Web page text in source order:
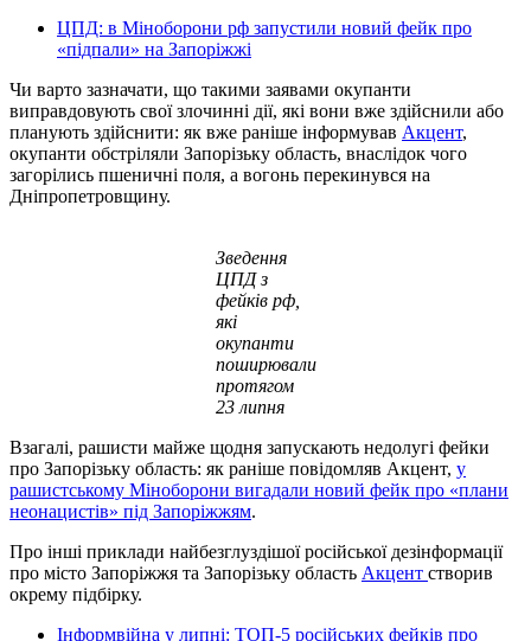
ЦПД: в Міноборони рф запустили новий фейк про
«підпали» на Запоріжжі
Чи варто зазначати, що такими заявами окупанти
виправдовують свої злочинні дії, які вони вже здійснили або
планують здійснити: як вже раніше інформував Акцент,
окупанти обстріляли Запорізьку область, внаслідок чого
загорілись пшеничні поля, а вогонь перекинувся на
Дніпропетровщину.
Зведення
ЦПД з
фейків рф,
які
окупанти
поширювали
протягом
23 липня
Взагалі, рашисти майже щодня запускають недолугі фейки
про Запорізьку область: як раніше повідомляв Акцент, у
рашистському Міноборони вигадали новий фейк про «плани
неонацистів» під Запоріжжям.
Про інші приклади найбезглуздішої російської дезінформації
про місто Запоріжжя та Запорізьку область Акцент створив
окрему підбірку.
Інформвійна у липні: ТОП-5 російських фейків про